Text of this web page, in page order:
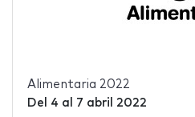
Alimentaria 2022
Del 4 al 7 abril 2022